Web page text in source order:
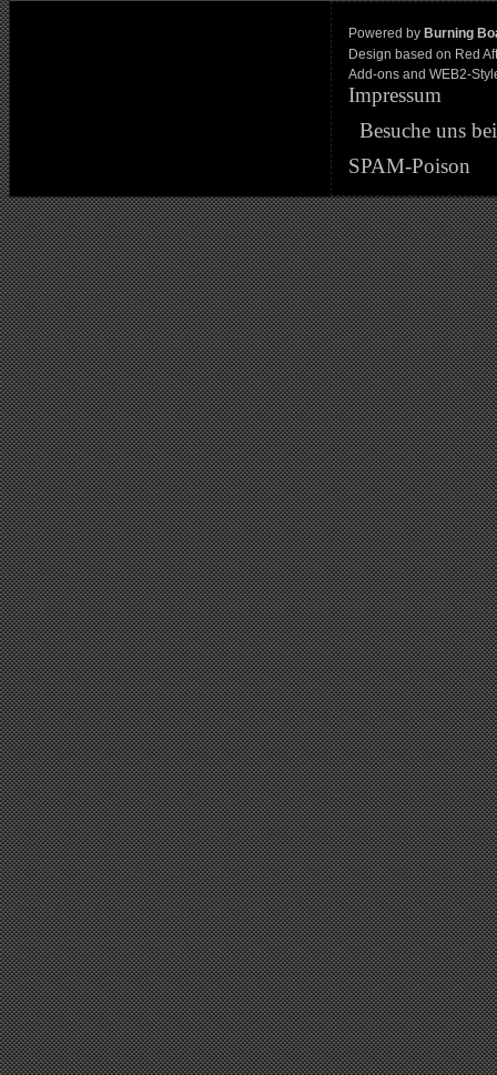
Powered by Burning
Design based on Red
Add-ons and WEB2-
Impressum
Besuche uns
SPAM-Poison